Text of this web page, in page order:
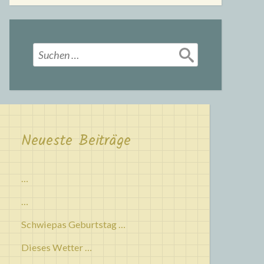
Suchen
nach:
Neueste Beiträge
…
…
Schwiepas Geburtstag …
Dieses Wetter …